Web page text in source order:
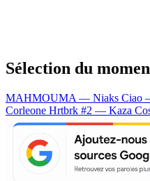
Sélection du
MAHMOUMA — Niaks Ciao
Corleone Hrtbrk #2 — Kaza